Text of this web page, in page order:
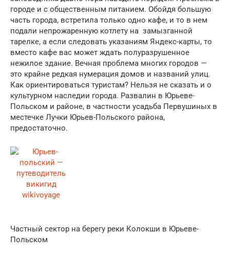
городе и с общественным питанием. Обойдя большую
часть города, встретила только одно кафе, и то в нем
подали непрожаренную котлету на замызганной
тарелке, а если следовать указаниям Яндекс-карты, то
вместо кафе вас может ждать полуразрушенное
нежилое здание. Вечная проблема многих городов —
это крайне редкая нумерация домов и названий улиц.
Как ориентироваться туристам? Нельзя не сказать и о
культурном наследии города. Развалин в Юрьеве-
Польском и районе, в частности усадьба Первушиных в
местечке Лучки Юрьев-Польского района,
предостаточно.
Частный сектор на берегу реки Колокши в Юрьеве-
Польском